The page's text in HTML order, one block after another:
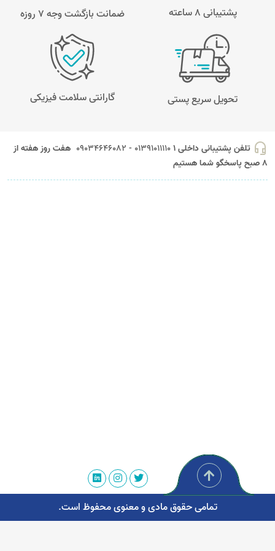
پشتیبانی 8 ساعته ضمانت بازگشت وجه ۷ روزه
تحویل سریع پستی گارانتی سلامت فیزیکی
headset_mic تلفن پشتیبانی داخلی 1 01391011110 - 09034646082
هفت روز هفته از
8 صبح پاسخگو شما هستیم
تمامی حقوق مادی و معنوی محفوظ است.